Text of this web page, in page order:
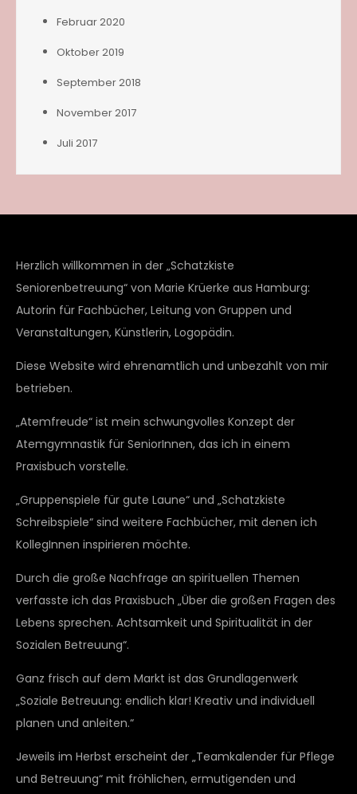
Februar 2020
Oktober 2019
September 2018
November 2017
Juli 2017
Herzlich willkommen in der „Schatzkiste
Seniorenbetreuung“ von Marie Krüerke aus Hamburg:
Autorin für Fachbücher, Leitung von Gruppen und
Veranstaltungen, Künstlerin, Logopädin.
Diese Website wird ehrenamtlich und unbezahlt von mir
betrieben.
„Atemfreude“ ist mein schwungvolles Konzept der
Atemgymnastik für SeniorInnen, das ich in einem
Praxisbuch vorstelle.
„Gruppenspiele für gute Laune“ und „Schatzkiste
Schreibspiele“ sind weitere Fachbücher, mit denen ich
KollegInnen inspirieren möchte.
Durch die große Nachfrage an spirituellen Themen
verfasste ich das Praxisbuch „Über die großen Fragen des
Lebens sprechen. Achtsamkeit und Spiritualität in der
Sozialen Betreuung“.
Ganz frisch auf dem Markt ist das Grundlagenwerk
„Soziale Betreuung: endlich klar! Kreativ und individuell
planen und anleiten.“
Jeweils im Herbst erscheint der „Teamkalender für Pflege
und Betreuung“ mit fröhlichen, ermutigenden und